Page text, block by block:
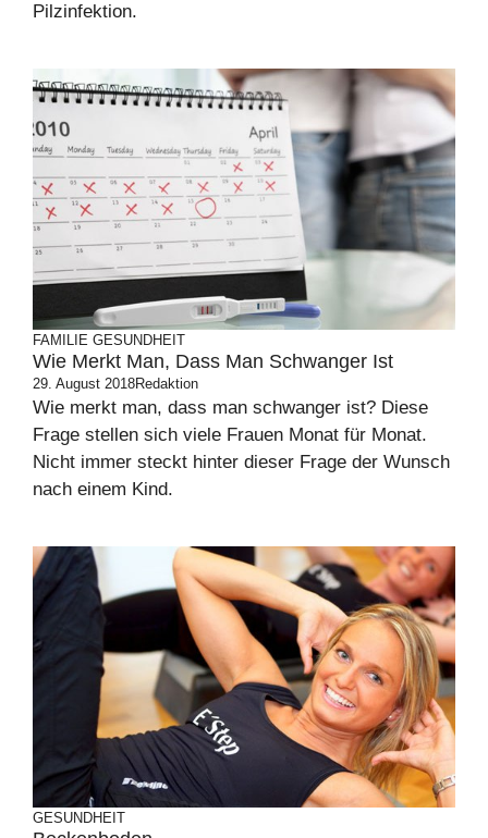
Pilzinfektion.
FAMILIE GESUNDHEIT
Wie Merkt Man, Dass Man Schwanger Ist
29. August 2018Redaktion
Wie merkt man, dass man schwanger ist? Diese
Frage stellen sich viele Frauen Monat für Monat.
Nicht immer steckt hinter dieser Frage der Wunsch
nach einem Kind.
GESUNDHEIT